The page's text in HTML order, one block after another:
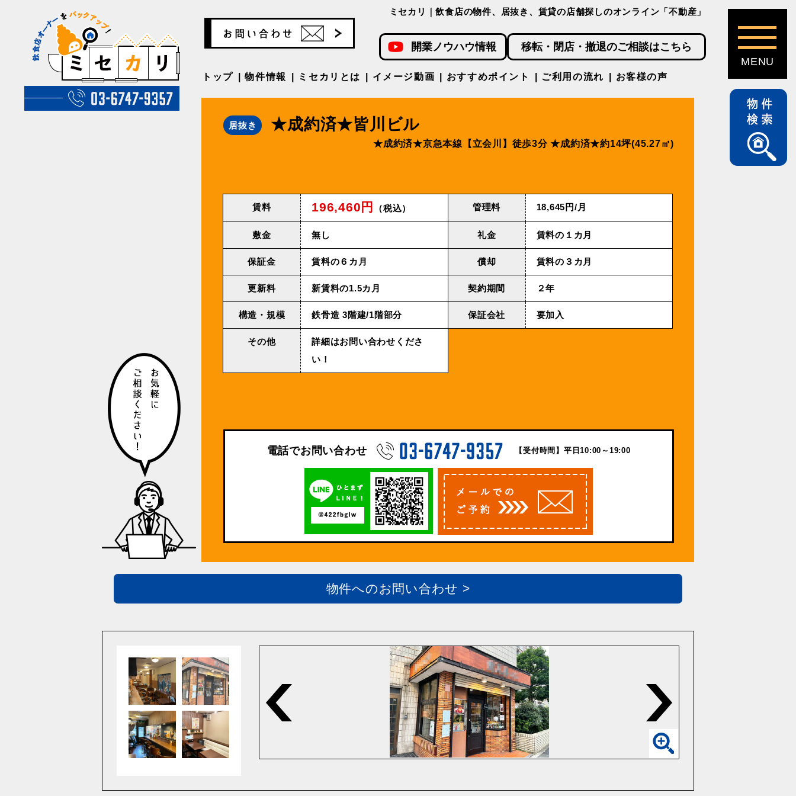
ミセカリ｜飲食店の物件、居抜き、賃貸の店舗探しのオンライン「不動産」
開業ノウハウ情報 移転・閉店・撤退のご相談はこちら
トップ 物件情報 ミセカリとは イメージ動画 おすすめポイント ご利用の流れ お客様の声
居抜き ★成約済★皆川ビル
★成約済★京急本線【⽴会川】徒歩3分 ★成約済★約14坪(45.27㎡)
賃料 196,460円 （税込） 管理料 18,645円/⽉
敷金 無し 礼金 賃料の１カ月
保証金 賃料の６カ月 償却 賃料の３カ月
更新料 新賃料の1.5カ月 契約期間 ２年
構造・規模 鉄⾻造 3階建/1階部分 保証会社 要加入
その他
詳細はお問い合わせくださ
い！
電話でお問い合わせ 【受付時間】平日10:00～19:00
物件へのお問い合わせ >